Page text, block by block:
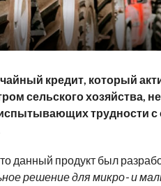
кредит, который
сельского хозяйства,
трудности с
данный продукт был
решение для микро- и